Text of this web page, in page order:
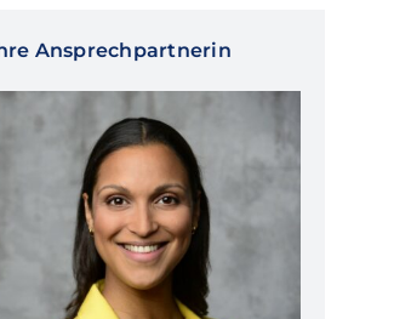
Ansprechpartnerin